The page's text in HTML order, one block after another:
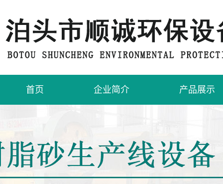
首页 企业简介 产品展示